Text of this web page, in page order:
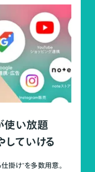
使い放題
していける
掛け"を多数用意。